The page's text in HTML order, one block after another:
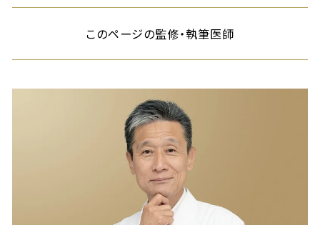
このページの監修・執筆医師